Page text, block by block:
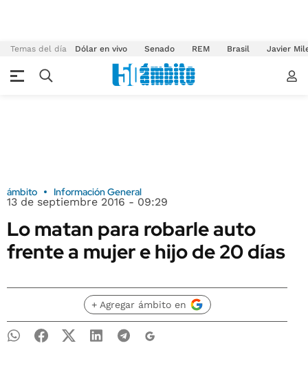
Temas del día Dólar en vivo Senado REM Brasil Javier
ámbito Información General
13 de septiembre 2016 - 09:29
Lo matan para robarle auto
frente a mujer e hijo de 20 días
+ Agregar ámbito en